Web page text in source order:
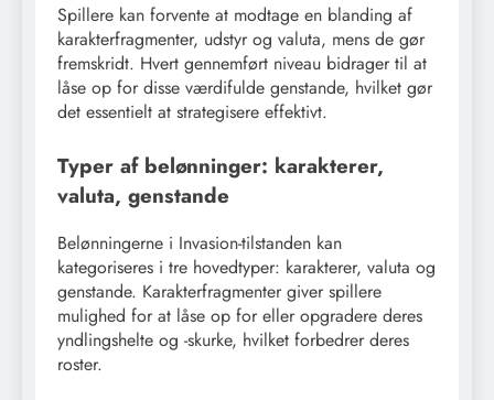
Spillere kan forvente at modtage en blanding af
karakterfragmenter, udstyr og valuta, mens de gør
fremskridt. Hvert gennemført niveau bidrager til at
låse op for disse værdifulde genstande, hvilket gør
det essentielt at strategisere effektivt.
Typer af belønninger: karakterer,
valuta, genstande
Belønningerne i Invasion-tilstanden kan
kategoriseres i tre hovedtyper: karakterer, valuta og
genstande. Karakterfragmenter giver spillere
mulighed for at låse op for eller opgradere deres
yndlingshelte og -skurke, hvilket forbedrer deres
roster.